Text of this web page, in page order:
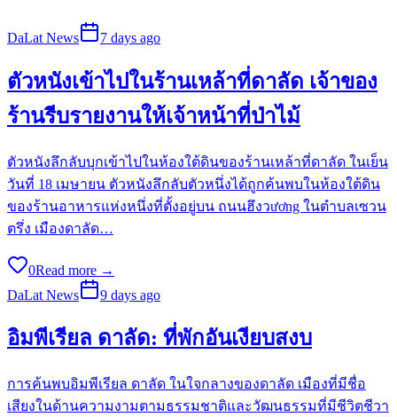
DaLat News 7 days ago
ตัวหนังเข้าไปในร้านเหล้าที่ดาลัด เจ้าของ
ร้านรีบรายงานให้เจ้าหน้าที่ป่าไม้
ตัวหนังลึกลับบุกเข้าไปในห้องใต้ดินของร้านเหล้าที่ดาลัด ในเย็น
วันที่ 18 เมษายน ตัวหนังลึกลับตัวหนึ่งได้ถูกค้นพบในห้องใต้ดิน
ของร้านอาหารแห่งหนึ่งที่ตั้งอยู่บน ถนนฮึงวương ในตำบลเซวน
ตรึ่ง เมืองดาลัด…
0Read more →
DaLat News
9 days ago
อิมพีเรียล ดาลัด: ที่พักอันเงียบสงบ
การค้นพบอิมพีเรียล ดาลัด ในใจกลางของดาลัด เมืองที่มีชื่อ
เสียงในด้านความงามตามธรรมชาติและวัฒนธรรมที่มีชีวิตชีวา